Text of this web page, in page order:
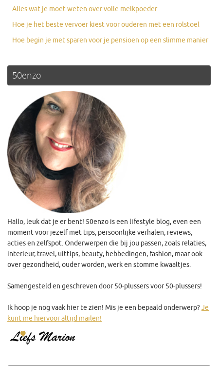
Alles wat je moet weten over volle melkpoeder
Hoe je het beste vervoer kiest voor ouderen met een rolstoel
Hoe begin je met sparen voor je pensioen op een slimme manier
50enzo
Hallo, leuk dat je er bent! 50enzo is een lifestyle blog, even een
moment voor jezelf met tips, persoonlijke verhalen, reviews,
acties en zelfspot. Onderwerpen die bij jou passen, zoals relaties,
interieur, travel, uittips, beauty, hebbedingen, fashion, maar ook
over gezondheid, ouder worden, werk en stomme kwaaltjes.
Samengesteld en geschreven door 50-plussers voor 50-plussers!
Ik hoop je nog vaak hier te zien! Mis je een bepaald onderwerp?Je
kunt me hiervoor altijd mailen!